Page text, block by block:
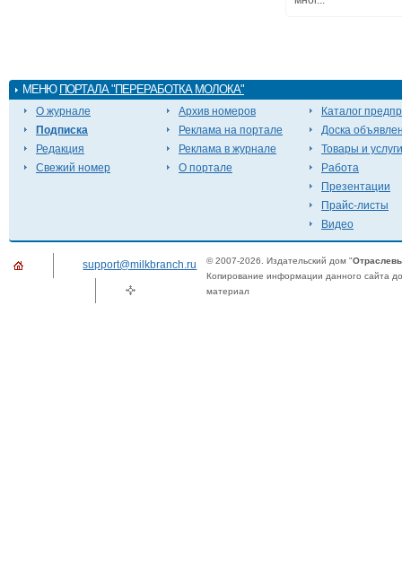
МЕНЮ ПОРТАЛА "ПЕРЕРАБОТКА МОЛОКА"
О журнале
Подписка
Редакция
Свежий номер
Архив номеров
Реклама на портале
Реклама в журнале
О портале
Каталог
Доска
Товары и услуги
Работа
Презентации
Прайс-листы
Видео
support@milkbranch.ru © 2007-2026. Издательский дом "
Копирование информации данного сайта
материал